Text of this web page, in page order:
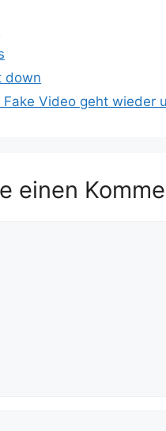
down
Fake Video geht wieder
einen